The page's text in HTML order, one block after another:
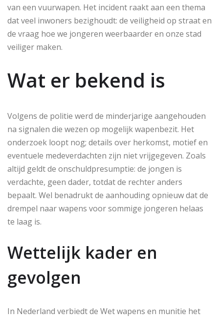
van een vuurwapen. Het incident raakt aan een thema
dat veel inwoners bezighoudt: de veiligheid op straat en
de vraag hoe we jongeren weerbaarder en onze stad
veiliger maken.
Wat er bekend is
Volgens de politie werd de minderjarige aangehouden
na signalen die wezen op mogelijk wapenbezit. Het
onderzoek loopt nog; details over herkomst, motief en
eventuele medeverdachten zijn niet vrijgegeven. Zoals
altijd geldt de onschuldpresumptie: de jongen is
verdachte, geen dader, totdat de rechter anders
bepaalt. Wel benadrukt de aanhouding opnieuw dat de
drempel naar wapens voor sommige jongeren helaas
te laag is.
Wettelijk kader en
gevolgen
In Nederland verbiedt de Wet wapens en munitie het